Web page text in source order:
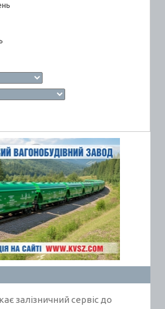
залізничний сервіс до